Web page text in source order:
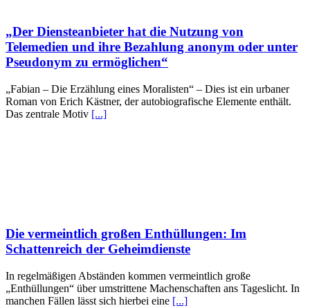
„Der Diensteanbieter hat die Nutzung von
Telemedien und ihre Bezahlung anonym oder unter
Pseudonym zu ermöglichen“
„Fabian – Die Erzählung eines Moralisten“ – Dies ist ein urbaner
Roman von Erich Kästner, der autobiografische Elemente enthält.
Das zentrale Motiv [...]
Die vermeintlich großen Enthüllungen: Im
Schattenreich der Geheimdienste
In regelmäßigen Abständen kommen vermeintlich große
„Enthüllungen“ über umstrittene Machenschaften ans Tageslicht. In
manchen Fällen lässt sich hierbei eine [...]